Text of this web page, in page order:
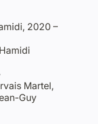
2020 –
Martel,
Guy